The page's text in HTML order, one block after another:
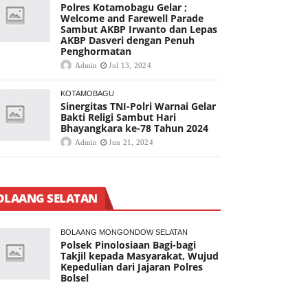
Polres Kotamobagu Gelar ;
Welcome and Farewell Parade
Sambut AKBP Irwanto dan Lepas
AKBP Dasveri dengan Penuh
Penghormatan
Admin Jul 13, 2024
KOTAMOBAGU
Sinergitas TNI-Polri Warnai Gelar
Bakti Religi Sambut Hari
Bhayangkara ke-78 Tahun 2024
Admin Jun 21, 2024
SELATAN
BOLAANG MONGONDOW SELATAN
Polsek Pinolosiaan Bagi-bagi
Takjil kepada Masyarakat, Wujud
Kepedulian dari Jajaran Polres
Bolsel